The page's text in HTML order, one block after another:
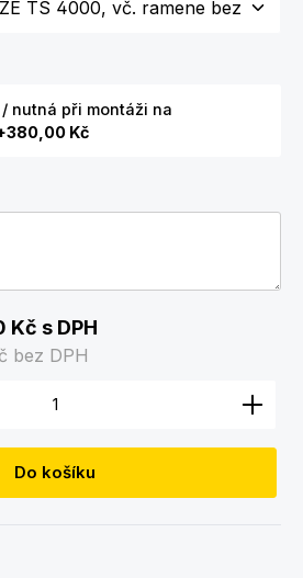
nutná při montáži na
Kč
Kč s DPH
bez DPH
Zadejte požadované
Do košíku